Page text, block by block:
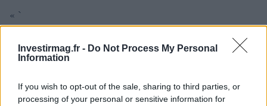
Investirmag.fr - Do Not Process My Personal
Information
If you wish to opt-out of the sale, sharing to third parties, or
processing of your personal or sensitive information for
« `